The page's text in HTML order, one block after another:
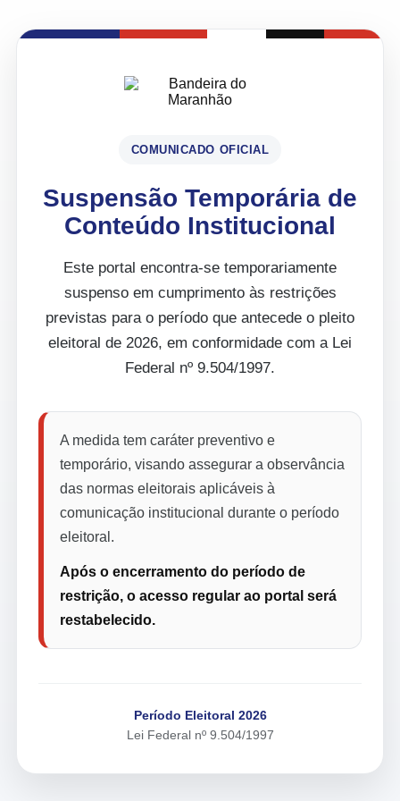
COMUNICADO OFICIAL
Suspensão Temporária de
Conteúdo Institucional
Este portal encontra-se temporariamente
suspenso em cumprimento às restrições
previstas para o período que antecede o pleito
eleitoral de 2026, em conformidade com a Lei
Federal nº 9.504/1997.
A medida tem caráter preventivo e
temporário, visando assegurar a observância
das normas eleitorais aplicáveis à
comunicação institucional durante o período
eleitoral.
Após o encerramento do período de
restrição, o acesso regular ao portal será
restabelecido.
Período Eleitoral 2026
Lei Federal nº 9.504/1997